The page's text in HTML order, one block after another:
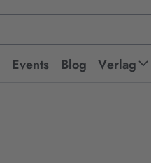
Events Blog Verlag